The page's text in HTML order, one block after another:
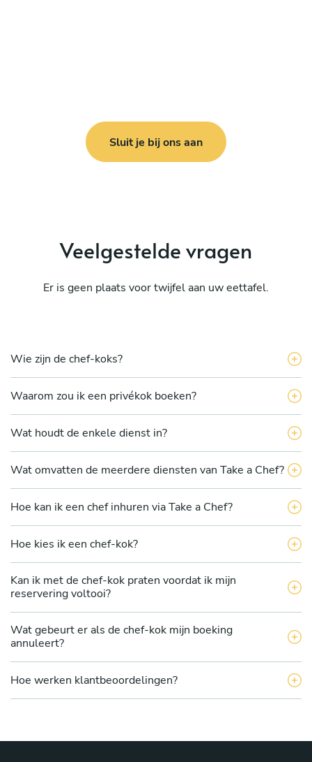
Sluit je bij ons aan
Veelgestelde vragen
Er is geen plaats voor twijfel aan uw eettafel.
Wie zijn de chef-koks?
Waarom zou ik een privékok boeken?
Wat houdt de enkele dienst in?
Wat omvatten de meerdere diensten van Take a Chef?
Hoe kan ik een chef inhuren via Take a Chef?
Hoe kies ik een chef-kok?
Kan ik met de chef-kok praten voordat ik mijn
reservering voltooi?
Wat gebeurt er als de chef-kok mijn boeking
annuleert?
Hoe werken klantbeoordelingen?